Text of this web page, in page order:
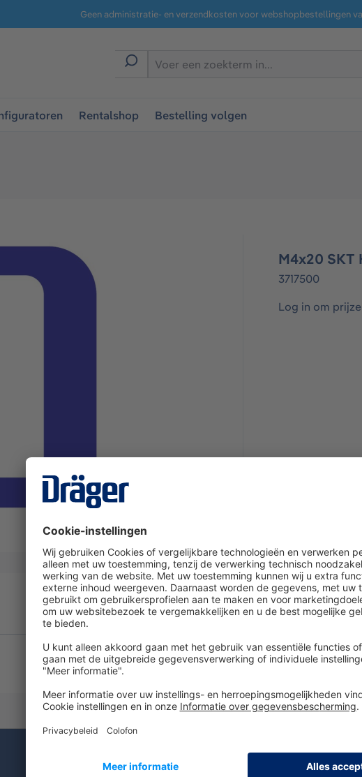
B2B-platformGeen administratie- en verzendkosten voor webshopbestellingen
Rentalshop Bestelling volgen
M4x20 SKT
3717500
Log in om